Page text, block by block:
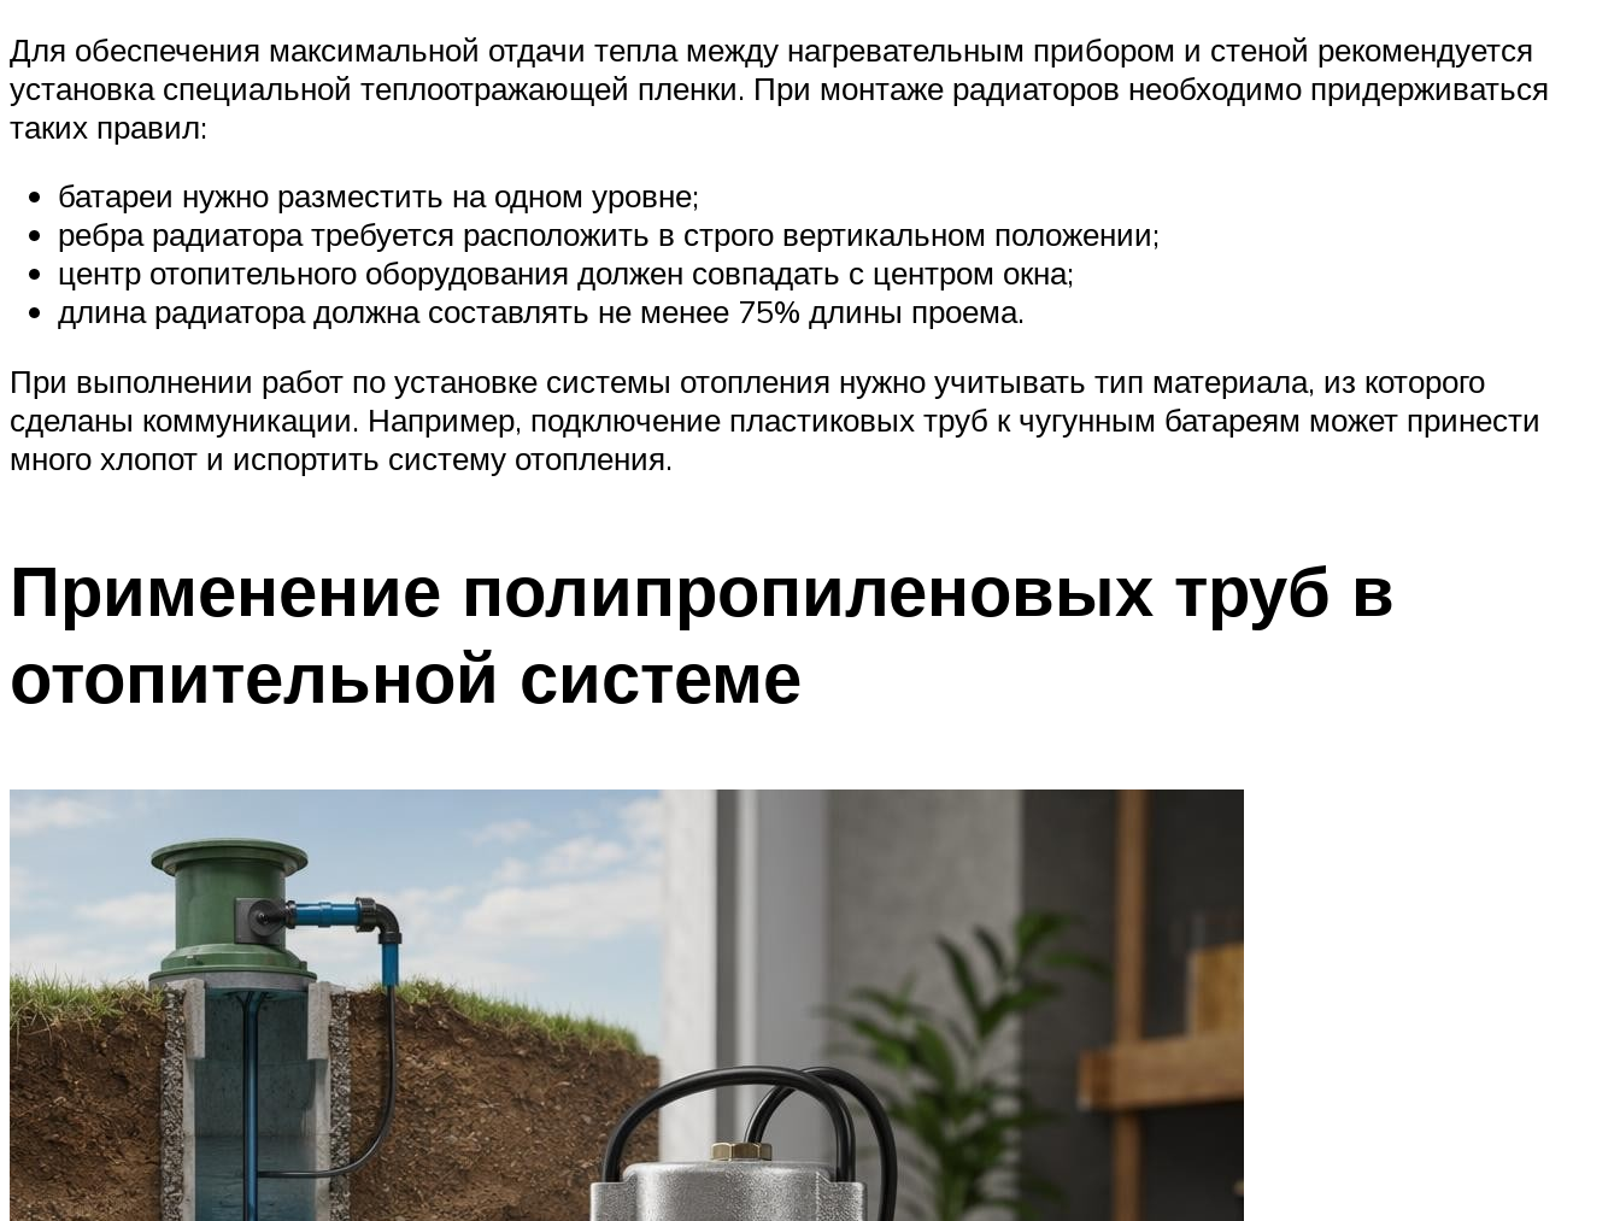
Для обеспечения максимальной отдачи тепла между нагревательным прибором и стеной рекомендуется
установка специальной теплоотражающей пленки. При монтаже радиаторов необходимо придерживаться
таких правил:
батареи нужно разместить на одном уровне;
ребра радиатора требуется расположить в строго вертикальном положении;
центр отопительного оборудования должен совпадать с центром окна;
длина радиатора должна составлять не менее 75% длины проема.
При выполнении работ по установке системы отопления нужно учитывать тип материала, из которого
сделаны коммуникации. Например, подключение пластиковых труб к чугунным батареям может принести
много хлопот и испортить систему отопления.
Применение полипропиленовых труб в
отопительной системе